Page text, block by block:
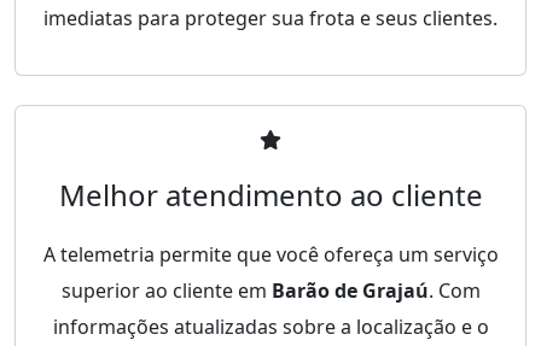
imediatas para proteger sua frota e seus clientes.
Melhor atendimento ao cliente
A telemetria permite que você ofereça um serviço
superior ao cliente em Barão de Grajaú. Com
informações atualizadas sobre a localização e o